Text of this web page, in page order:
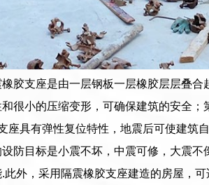
胶支座是由一层钢板一层橡胶层层叠
很小的压缩变形，可确保建筑的安全
具有弹性复位特性，地震后可使建筑
防目标是小震不坏，中震可修，大震不
外，采用隔震橡胶支座建造的房屋，